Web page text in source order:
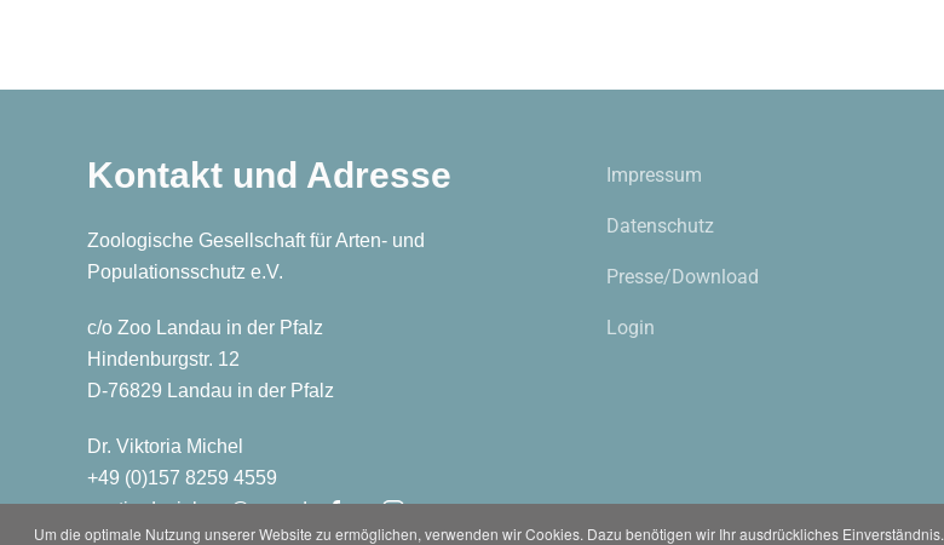
Um die optimale Nutzung unserer Website zu ermöglichen, verwenden wir Cookies. Dazu benötigen wir Ihr ausdrückliches Einverständnis.
Kontakt und Adresse
Zoologische Gesellschaft für Arten- und
Populationsschutz e.V.
c/o Zoo Landau in der Pfalz
Hindenburgstr. 12
D-76829 Landau in der Pfalz
Dr. Viktoria Michel
+49 (0)157 8259 4559
zootierdesjahres@zgap.de
Impressum
Datenschutz
Presse/Download
Login